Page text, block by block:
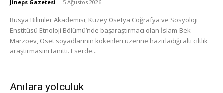
Jineps Gazetesi - 5 Ağustos 2026
Rusya Bilimler Akademisi, Kuzey Osetya Coğrafya ve Sosyoloji
Enstitüsü Etnoloji Bölümü’nde başaraştırmacı olan İslam-Bek
Marzoev, Oset soyadlarının kökenleri üzerine hazırladığı altı ciltlik
araştırmasını tanıttı. Eserde...
Anılara yolculuk